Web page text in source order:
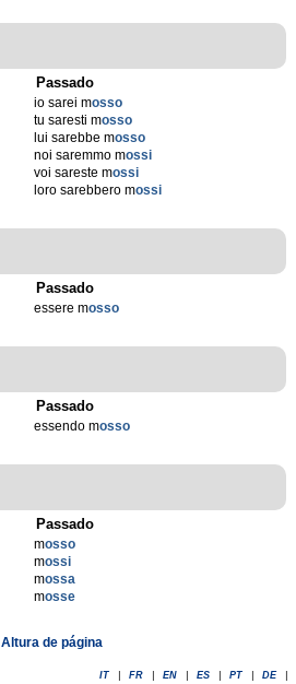
Passado
io sarei mosso
tu saresti mosso
lui sarebbe mosso
noi saremmo mossi
voi sareste mossi
loro sarebbero mossi
Passado
essere mosso
Passado
essendo mosso
Passado
mosso
mossi
mossa
mosse
Altura de página
IT FR EN ES PT DE